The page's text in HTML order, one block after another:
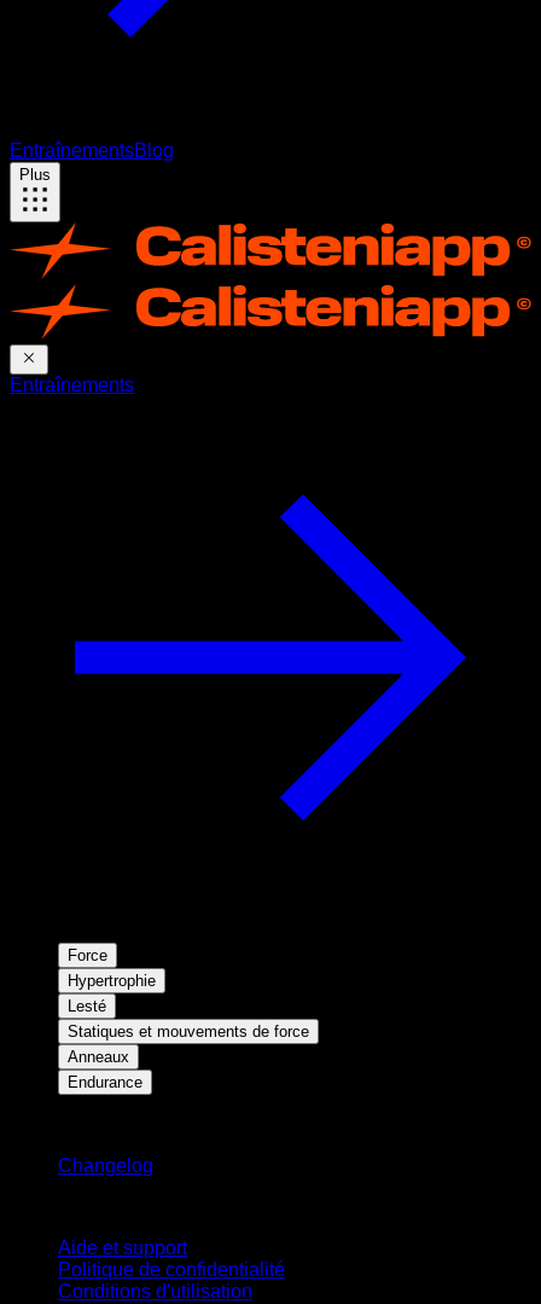
EntraînementsBlog
Plus
Entraînements
Force
Hypertrophie
Lesté
Statiques et mouvements de force
Anneaux
Endurance
Changelog
Aide et support
Politique de confidentialité
Conditions d'utilisation